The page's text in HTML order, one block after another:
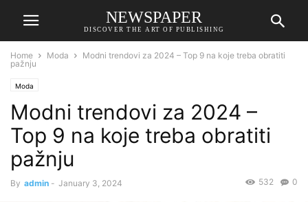
NEWSPAPER
DISCOVER THE ART OF PUBLISHING
Home Moda
Modni trendovi za 2024 – Top 9 na koje treba obratiti
pažnju
Moda
Modni trendovi za 2024 –
Top 9 na koje treba obratiti
pažnju
By admin - January 3, 2024 0
532